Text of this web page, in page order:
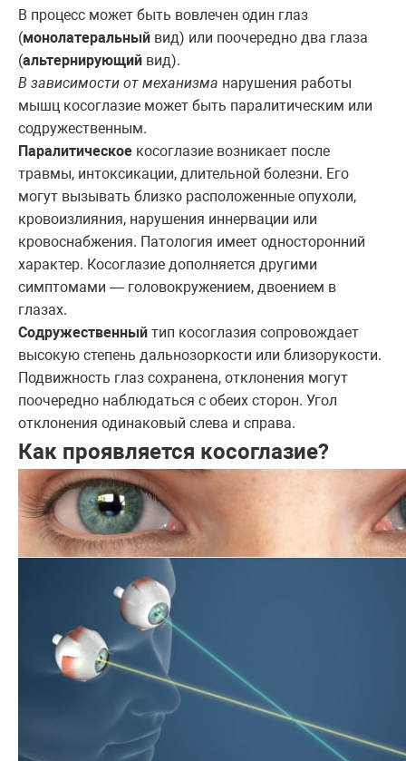
В процесс может быть вовлечен один глаз
(монолатеральный вид) или поочередно два глаза
(альтернирующий вид).
В зависимости от механизма нарушения работы
мышц косоглазие может быть паралитическим или
содружественным.
Паралитическое косоглазие возникает после
травмы, интоксикации, длительной болезни. Его
могут вызывать близко расположенные опухоли,
кровоизлияния, нарушения иннервации или
кровоснабжения. Патология имеет односторонний
характер. Косоглазие дополняется другими
симптомами — головокружением, двоением в
глазах.
Содружественный тип косоглазия сопровождает
высокую степень дальнозоркости или близорукости.
Подвижность глаз сохранена, отклонения могут
поочередно наблюдаться с обеих сторон. Угол
отклонения одинаковый слева и справа.
Как проявляется косоглазие?